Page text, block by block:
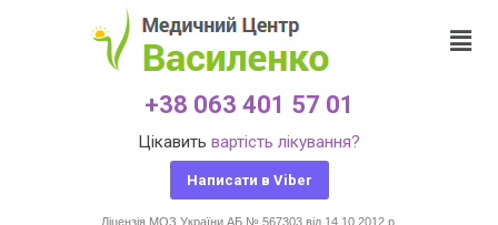
+38 063 401 57 01
Цікавить вартість лікування?
Написати в Viber
Ліцензія МОЗ України АБ № 567303 від 14.10.2012 р.